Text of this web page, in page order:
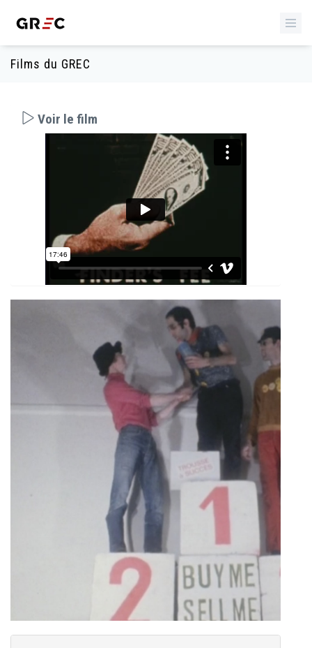
Films du GREC
Voir le film